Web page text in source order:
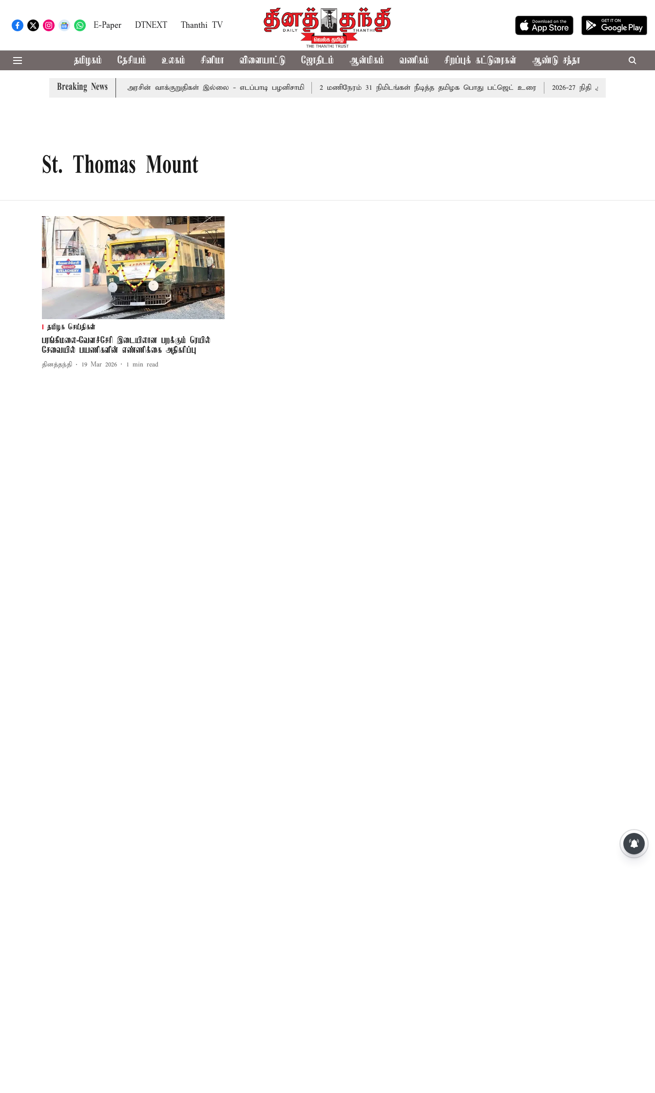
E-Paper DTNEXT Thanthi TV
தமிழகம் தேசியம் உலகம் சினிமா விளையாட்டு ஜோதிடம் ஆன்மிகம் வணிகம் சிறப்புக் கட்டுரைகள் ஆண்டு சந்தா
Breaking News
பட்ஜெட்டில் தவெக அரசின் வாக்குறுதிகள் இல்லை - எடப்பாடி பழனிசாமி 2 மணிநேரம் 31 நிமிடங்கள் நீடித்த தமிழக பொது பட்ஜெட் உரை 2026-27 நிதி ஆண்டுக்கான
St. Thomas Mount
தமிழக செய்திகள்
பரங்கிமலை-வேளச்சேரி இடையிலான பறக்கும் ரெயில்
சேவையில் பயணிகளின் எண்ணிக்கை அதிகரிப்பு
தினத்தந்தி 19 Mar 2026 1 min read